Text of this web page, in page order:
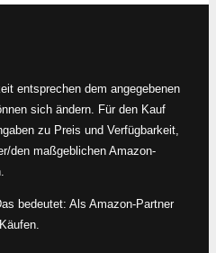
entsprechen dem angegebenen
sich ändern. Für den Kauf
zu Preis und Verfügbarkeit,
den maßgeblichen Amazon-
bedeutet: Als Amazon-Partner